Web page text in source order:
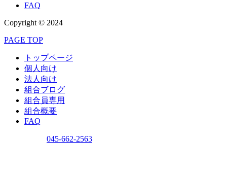
FAQ
Copyright © 2024
PAGE TOP
トップページ
個人向け
法人向け
組合ブログ
組合員専用
組合概要
FAQ
045-662-2563